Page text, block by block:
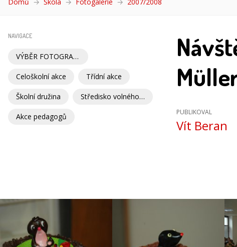
NAVIGACE
VÝBĚR FOTOGRAFIÍ
Celoškolní akce Třídní akce
Školní družina Středisko volného času
Akce pedagogů PUBLIKOVAL
Vít Beran